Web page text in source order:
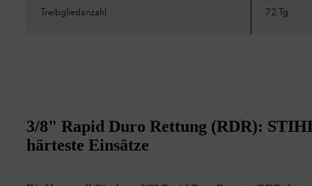
Treibgliedanzahl 72 Tg
3/8" Rapid Duro Rettung (RDR):
härteste Einsätze